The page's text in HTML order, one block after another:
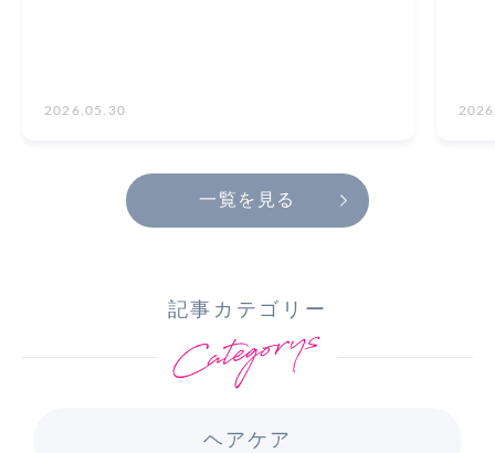
2026.05.30
一覧を見る
記事カテゴリー
ヘアケア